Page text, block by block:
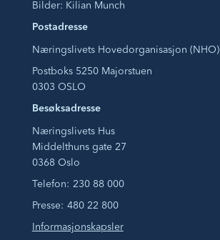
Bilder: Kilian Munch
Postadresse
Næringslivets Hovedorganisasjon (NHO)
Postboks 5250 Majorstuen
0303 OSLO
Besøksadresse
Næringslivets Hus
Middelthuns gate 27
0368 Oslo
Telefon: 230 88 000
Presse: 480 22 800
Informasjonskapsler